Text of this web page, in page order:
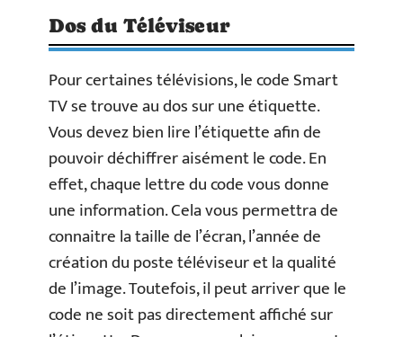
Dos du Téléviseur
Pour certaines télévisions, le code Smart
TV se trouve au dos sur une étiquette.
Vous devez bien lire l’étiquette afin de
pouvoir déchiffrer aisément le code. En
effet, chaque lettre du code vous donne
une information. Cela vous permettra de
connaitre la taille de l’écran, l’année de
création du poste téléviseur et la qualité
de l’image. Toutefois, il peut arriver que le
code ne soit pas directement affiché sur